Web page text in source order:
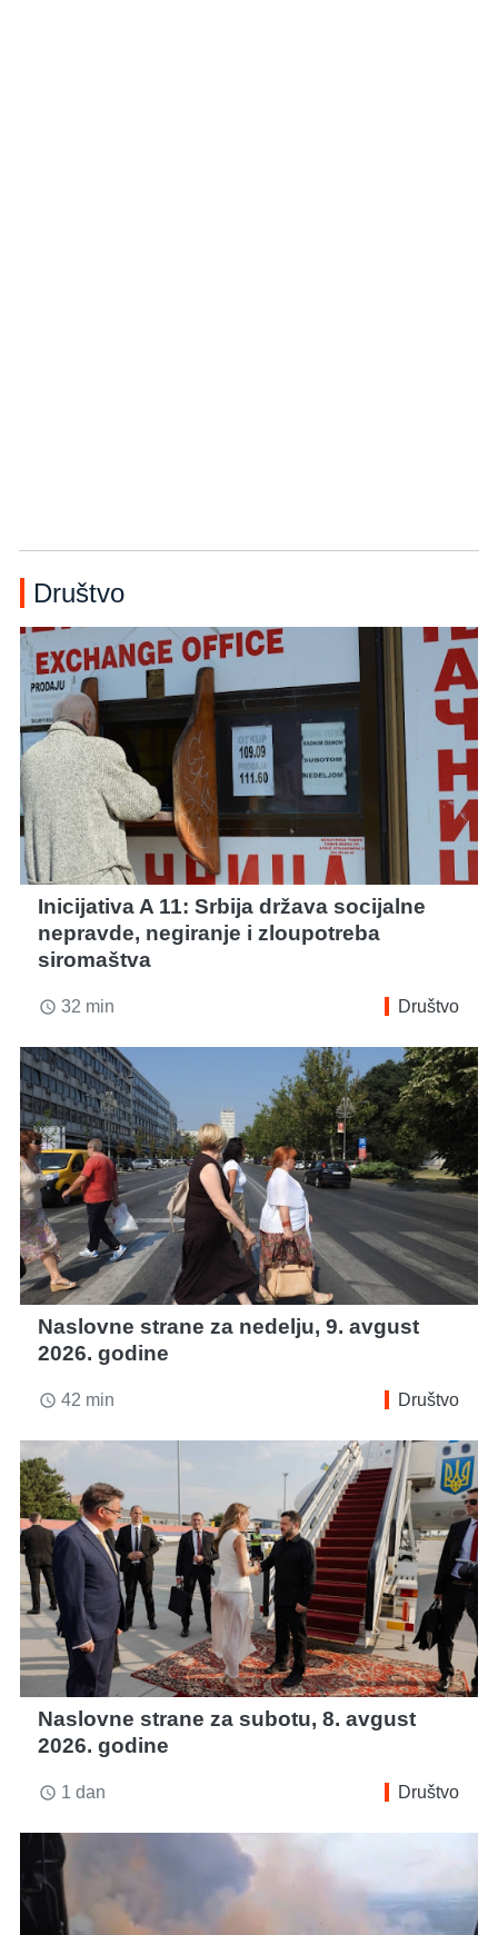
Društvo
Inicijativa A 11: Srbija država socijalne
nepravde, negiranje i zloupotreba
siromaštva
access_time 32 min Društvo
Naslovne strane za nedelju, 9. avgust
2026. godine
access_time 42 min Društvo
Naslovne strane za subotu, 8. avgust
2026. godine
access_time 1 dan Društvo